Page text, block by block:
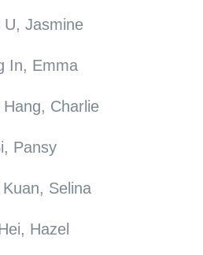
Jasmine
In, Emma
Charlie
Pansy
Selina
Hazel